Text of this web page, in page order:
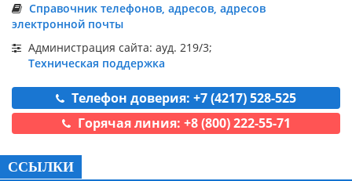
Справочник телефонов, адресов, адресов
электронной почты
Администрация сайта: ауд. 219/3;
Техническая поддержка
Телефон доверия: +7 (4217) 528-525
Горячая линия: +8 (800) 222-55-71
ССЫЛКИ